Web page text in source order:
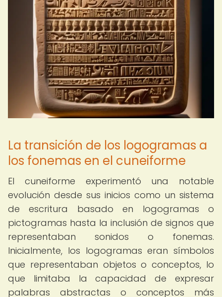
La transición de los logogramas a
los fonemas en el cuneiforme
El cuneiforme experimentó una notable
evolución desde sus inicios como un sistema
de escritura basado en logogramas o
pictogramas hasta la inclusión de signos que
representaban sonidos o fonemas.
Inicialmente, los logogramas eran símbolos
que representaban objetos o conceptos, lo
que limitaba la capacidad de expresar
palabras abstractas o conceptos más